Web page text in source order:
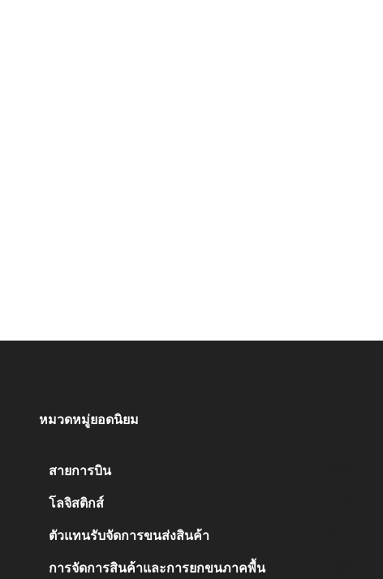
หมวดหมู่ยอดนิยม
สายการบิน
โลจิสติกส์
ตัวแทนรับจัดการขนส่งสินค้า
การจัดการสินค้าและการยกขนภาคพื้น